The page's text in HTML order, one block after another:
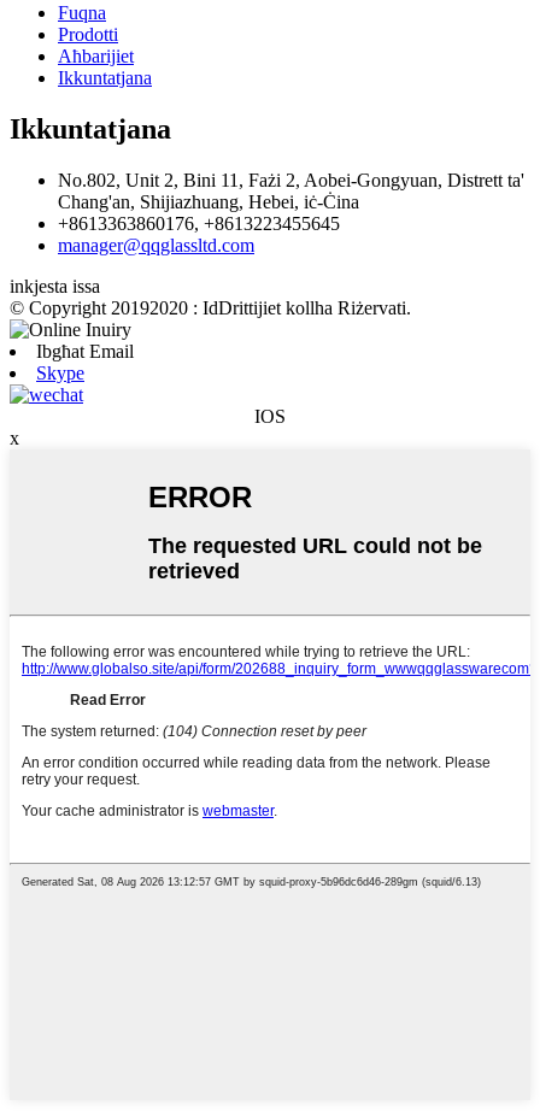
Fuqna
Prodotti
Aħbarijiet
Ikkuntatjana
Ikkuntatjana
No.802, Unit 2, Bini 11, Fażi 2, Aobei-Gongyuan, Distrett ta'
Chang'an, Shijiazhuang, Hebei, iċ-Ċina
+8613363860176, +8613223455645
manager@qqglassltd.com
inkjesta issa
© Copyright 20192020 : IdDrittijiet kollha Riżervati.
Ibgħat Email
Skype
IOS
x